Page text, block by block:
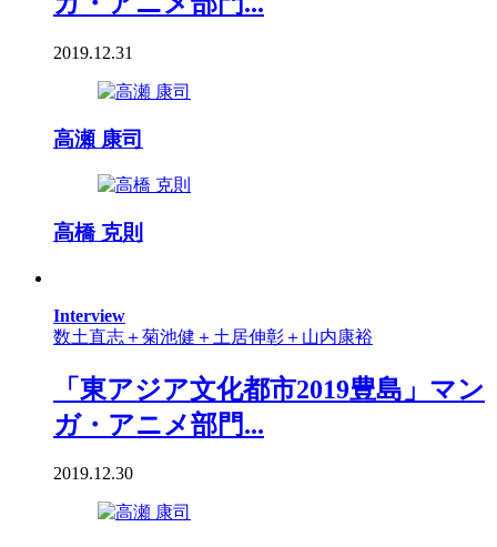
2019.12.31
高瀬 康司
高橋 克則
Interview
数土直志＋菊池健＋土居伸彰＋山内康裕
「東アジア文化都市2019豊島」マン
ガ・アニメ部門...
2019.12.30